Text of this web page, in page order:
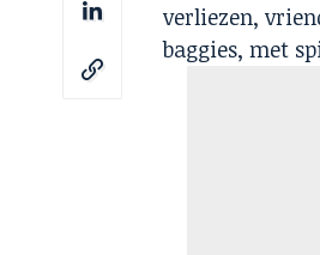
verliezen,
baggies, met